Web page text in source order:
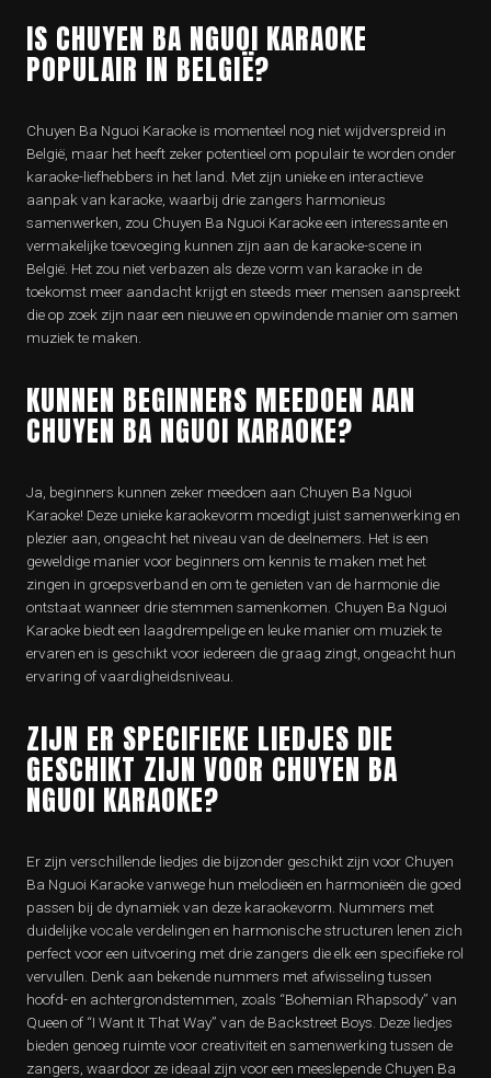
IS CHUYEN BA NGUOI KARAOKE
POPULAIR IN BELGIË?
Chuyen Ba Nguoi Karaoke is momenteel nog niet wijdverspreid in
België, maar het heeft zeker potentieel om populair te worden onder
karaoke-liefhebbers in het land. Met zijn unieke en interactieve
aanpak van karaoke, waarbij drie zangers harmonieus
samenwerken, zou Chuyen Ba Nguoi Karaoke een interessante en
vermakelijke toevoeging kunnen zijn aan de karaoke-scene in
België. Het zou niet verbazen als deze vorm van karaoke in de
toekomst meer aandacht krijgt en steeds meer mensen aanspreekt
die op zoek zijn naar een nieuwe en opwindende manier om samen
muziek te maken.
KUNNEN BEGINNERS MEEDOEN AAN
CHUYEN BA NGUOI KARAOKE?
Ja, beginners kunnen zeker meedoen aan Chuyen Ba Nguoi
Karaoke! Deze unieke karaokevorm moedigt juist samenwerking en
plezier aan, ongeacht het niveau van de deelnemers. Het is een
geweldige manier voor beginners om kennis te maken met het
zingen in groepsverband en om te genieten van de harmonie die
ontstaat wanneer drie stemmen samenkomen. Chuyen Ba Nguoi
Karaoke biedt een laagdrempelige en leuke manier om muziek te
ervaren en is geschikt voor iedereen die graag zingt, ongeacht hun
ervaring of vaardigheidsniveau.
ZIJN ER SPECIFIEKE LIEDJES DIE
GESCHIKT ZIJN VOOR CHUYEN BA
NGUOI KARAOKE?
Er zijn verschillende liedjes die bijzonder geschikt zijn voor Chuyen
Ba Nguoi Karaoke vanwege hun melodieën en harmonieën die goed
passen bij de dynamiek van deze karaokevorm. Nummers met
duidelijke vocale verdelingen en harmonische structuren lenen zich
perfect voor een uitvoering met drie zangers die elk een specifieke rol
vervullen. Denk aan bekende nummers met afwisseling tussen
hoofd- en achtergrondstemmen, zoals “Bohemian Rhapsody” van
Queen of “I Want It That Way” van de Backstreet Boys. Deze liedjes
bieden genoeg ruimte voor creativiteit en samenwerking tussen de
zangers, waardoor ze ideaal zijn voor een meeslepende Chuyen Ba